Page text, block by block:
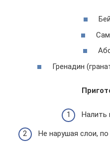
Гренадин
Налить
Не нарушая слои,